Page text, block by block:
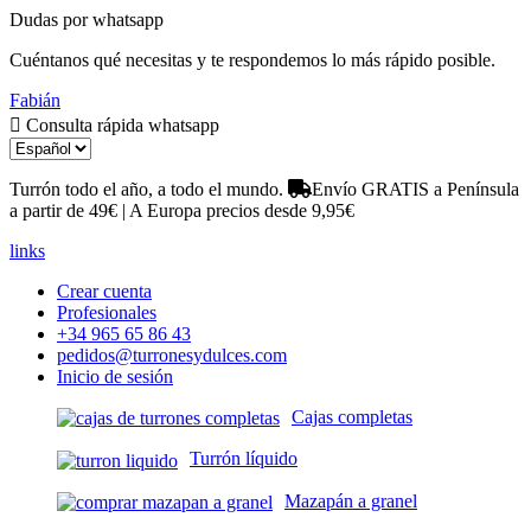
Dudas por whatsapp
Cuéntanos qué necesitas y te respondemos lo más rápido posible.
Fabián
Consulta rápida whatsapp
Turrón todo el año, a todo el mundo.
Envío GRATIS a Península
a partir de 49€ | A Europa precios desde 9,95€
links
Crear cuenta
Profesionales
+34 965 65 86 43
pedidos@turronesydulces.com
Inicio de sesión
Cajas completas
Turrón líquido
Mazapán a granel